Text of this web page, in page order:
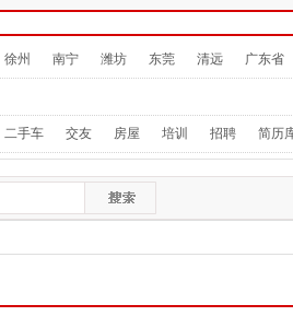
徐州 南宁 潍坊 东莞 清远 广东省
二手车 交友 房屋 培训 招聘 简历